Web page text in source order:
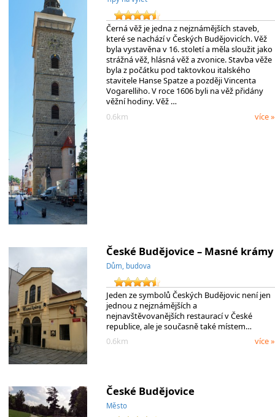
Černá věž je jedna z nejznámějších staveb,
které se nachází v Českých Budějovicích. Věž
byla vystavěna v 16. století a měla sloužit jako
strážná věž, hlásná věž a zvonice. Stavba věže
byla z počátku pod taktovkou italského
stavitele Hanse Spatze a později Vincenta
Vogarelliho. V roce 1606 byli na věž přidány
věžní hodiny. Věž …
0.6km
více »
České Budějovice – Masné krámy
Dům, budova
Jeden ze symbolů Českých Budějovic není jen
jednou z nejznámějších a
nejnavštěvovanějších restaurací v České
republice, ale je současně také místem…
0.6km
více »
České Budějovice
Město